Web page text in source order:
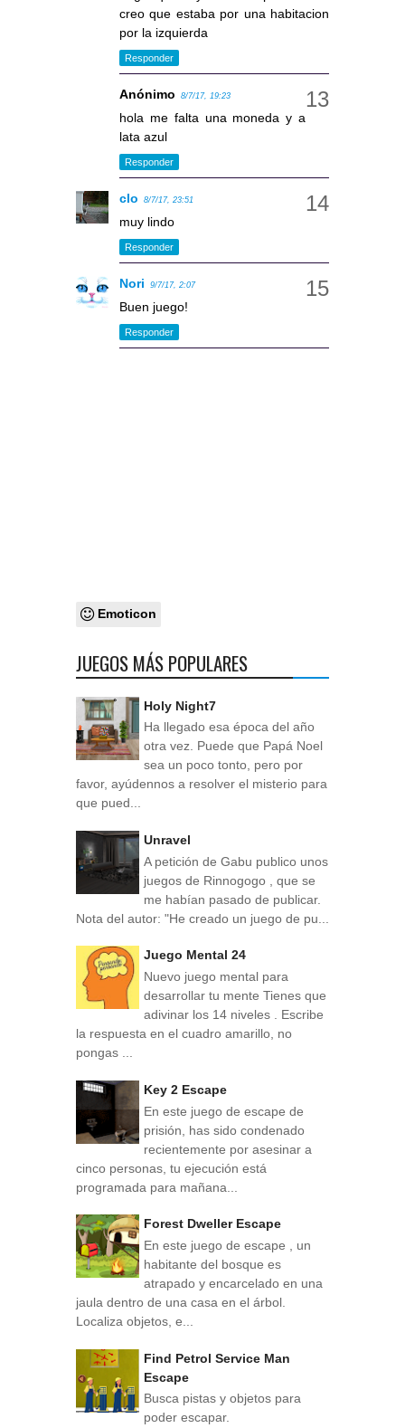
creo que estaba por una habitacion
por la izquierda
Responder
Anónimo 8/7/17, 19:23
hola me falta una moneda y a
lata azul
Responder
clo 8/7/17, 23:51
muy lindo
Responder
Nori 9/7/17, 2:07
Buen juego!
Responder
Emoticon
JUEGOS MÁS POPULARES
Holy Night7
Ha llegado esa época del año
otra vez. Puede que Papá Noel
sea un poco tonto, pero por
favor, ayúdennos a resolver el misterio para
que pued...
Unravel
A petición de Gabu publico unos
juegos de Rinnogogo , que se
me habían pasado de publicar.
Nota del autor: "He creado un juego de pu...
Juego Mental 24
Nuevo juego mental para
desarrollar tu mente Tienes que
adivinar los 14 niveles . Escribe
la respuesta en el cuadro amarillo, no
pongas ...
Key 2 Escape
En este juego de escape de
prisión, has sido condenado
recientemente por asesinar a
cinco personas, tu ejecución está
programada para mañana...
Forest Dweller Escape
En este juego de escape , un
habitante del bosque es
atrapado y encarcelado en una
jaula dentro de una casa en el árbol.
Localiza objetos, e...
Find Petrol Service Man
Escape
Busca pistas y objetos para
poder escapar.